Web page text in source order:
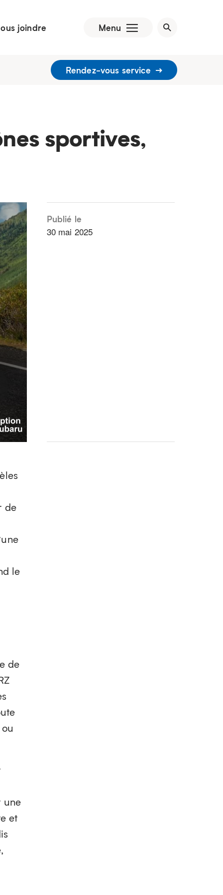
joindre Menu
Rendez-vous service
sportives,
Publié le
30 mai 2025
de
le
de
une
et